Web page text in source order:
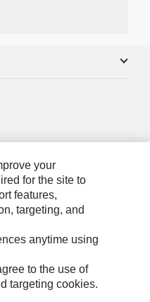
your
for the site to
features,
targeting, and
anytime using
to the use of
targeting cookies.